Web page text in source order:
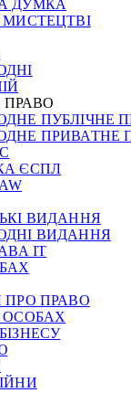
ДУМКА
ПУБЛІЧНЕ
ПРИВАТНЕ
ЄСПЛ
ВИДАННЯ
ВИДАННЯ
ІТ
ПРО ПРАВО
ОСОБАХ